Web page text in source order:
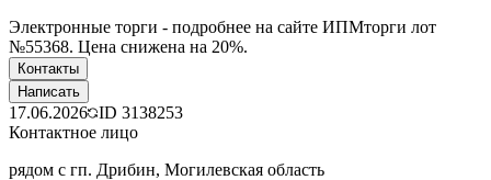
Электронные торги - подробнее на сайте ИПМторги лот
№55368. Цена снижена на 20%.
Контакты
Написать
17.06.2026 ID 3138253
Контактное лицо
рядом с гп. Дрибин, Могилевская область